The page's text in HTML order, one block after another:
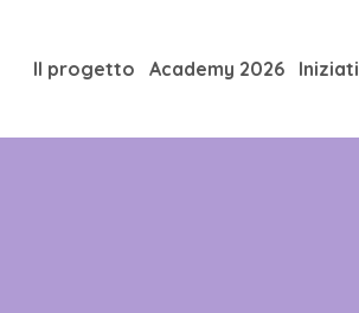
Il progetto Academy 2026